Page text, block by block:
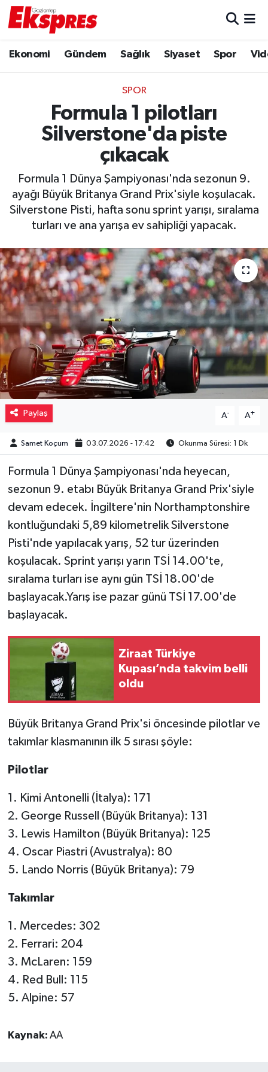
Ekonomi Gündem Sağlık Siyaset Spor
SPOR
Formula 1 pilotları
Silverstone'da piste
çıkacak
Formula 1 Dünya Şampiyonası'nda sezonun 9.
ayağı Büyük Britanya Grand Prix'siyle koşulacak.
Silverstone Pisti, hafta sonu sprint yarışı, sıralama
turları ve ana yarışa ev sahipliği yapacak.
Paylaş A- A+
Samet Koçum 03.07.2026 - 17:42 Okunma Süresi: 1 Dk
Formula 1 Dünya Şampiyonası'nda heyecan,
sezonun 9. etabı Büyük Britanya Grand Prix'siyle
devam edecek. İngiltere'nin Northamptonshire
kontluğundaki 5,89 kilometrelik Silverstone
Pisti'nde yapılacak yarış, 52 tur üzerinden
koşulacak. Sprint yarışı yarın TSİ 14.00'te,
sıralama turları ise aynı gün TSİ 18.00'de
başlayacak.Yarış ise pazar günü TSİ 17.00'de
başlayacak.
Ziraat Türkiye
Kupası’nda takvim belli
oldu
Büyük Britanya Grand Prix'si öncesinde pilotlar ve
takımlar klasmanının ilk 5 sırası şöyle:
Pilotlar
1. Kimi Antonelli (İtalya): 171
2. George Russell (Büyük Britanya): 131
3. Lewis Hamilton (Büyük Britanya): 125
4. Oscar Piastri (Avustralya): 80
5. Lando Norris (Büyük Britanya): 79
Takımlar
1. Mercedes: 302
2. Ferrari: 204
3. McLaren: 159
4. Red Bull: 115
5. Alpine: 57
Kaynak: AA
Ekonomi
Gaziantep son dakika
Genel
Haberler
Kültür Sanat
Magazin
Müzik
Piyasa
Resmi İlanlar
Sağlık
Sinemalar
Siyaset
Spor
Teknoloji
Türkiye
Video Haber
Yaşam
Yemek
Trafik Durumu
Puan Durumu ve Fikstür
Tüm Manşetler
Son Dakika Haberleri
Haber Arşivi